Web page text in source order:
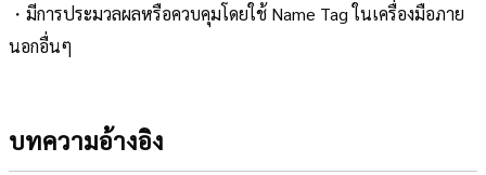
・มีการประมวลผลหรือควบคุมโดยใช้ Name Tag ในเครื่องมือภาย
นอกอื่นๆ
บทความอ้างอิง